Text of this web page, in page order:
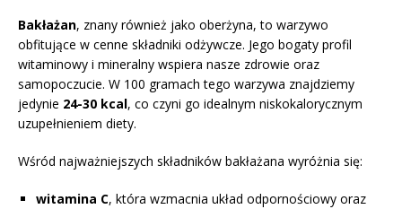
Bakłażan, znany również jako oberżyna, to warzywo
obfitujące w cenne składniki odżywcze. Jego bogaty profil
witaminowy i mineralny wspiera nasze zdrowie oraz
samopoczucie. W 100 gramach tego warzywa znajdziemy
jedynie 24-30 kcal, co czyni go idealnym niskokalorycznym
uzupełnieniem diety.
Wśród najważniejszych składników bakłażana wyróżnia się:
witamina C, która wzmacnia układ odpornościowy oraz